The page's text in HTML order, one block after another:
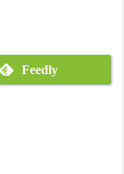
Feedly